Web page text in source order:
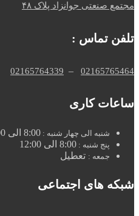
مجتمع صنعتی جوانزاد پلاک ۴۸
تلفن تماس :
02165765464
–
02165764339
ساعات کاری
شنبه الی چهار شنبه : 8:00 الی 17:00
پنج شنبه : 8:00 الی 12:00
جمعه : تعطیل
شبکه های اجتماعی